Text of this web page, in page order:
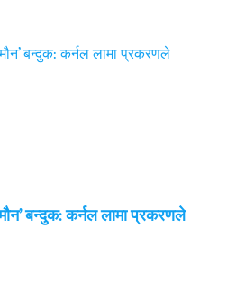
बन्दुक: कर्नल लामा प्रकरणले